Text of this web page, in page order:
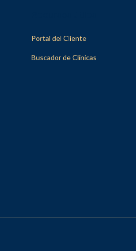
Portal del Cliente
Buscador de Clínicas